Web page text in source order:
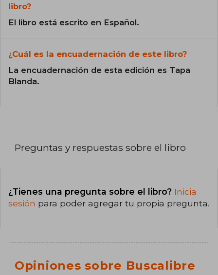
libro?
El libro está escrito en Español.
¿Cuál es la encuadernación de este libro?
La encuadernación de esta edición es Tapa
Blanda.
Preguntas y respuestas sobre el libro
¿Tienes una pregunta sobre el libro? Inicia
sesión para poder agregar tu propia pregunta.
Opiniones sobre Buscalibre